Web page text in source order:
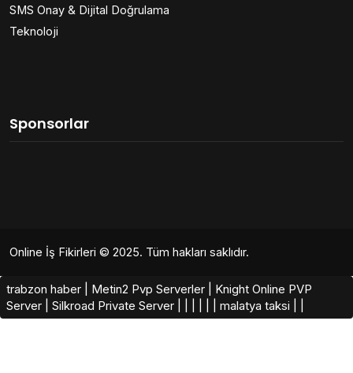
SMS Onay & Dijital Doğrulama
Teknoloji
Sponsorlar
Online İş Fikirleri © 2025. Tüm hakları saklıdır.
trabzon haber Metin2 Pvp Serverler
Knight Online PVP
Server
Silkroad Private Server​ malatya taksi